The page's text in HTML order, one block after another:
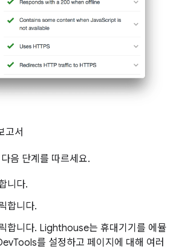
고서
음 단계를 따르세요.
니다.
합니다.
합니다. Lighthouse는 휴대기기를 에뮬
를 설정하고 페이지에 대해 여러